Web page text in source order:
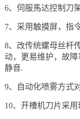
6、伺服馬达控制刀
7、采用触摸屏，指
8、改传统螺母丝杆
动，更易维护，故
静音.
9、自动化喷雾方式
10、开槽机刀片采